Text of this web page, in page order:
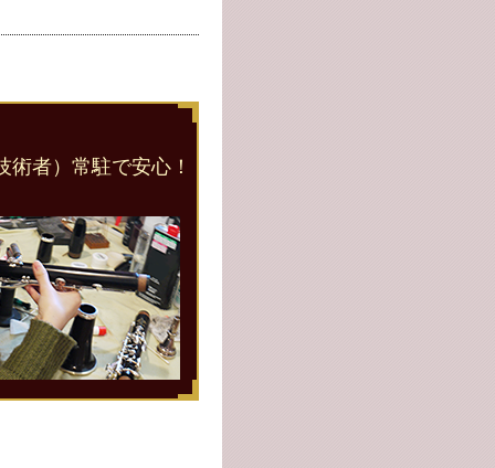
者）常駐で安心！